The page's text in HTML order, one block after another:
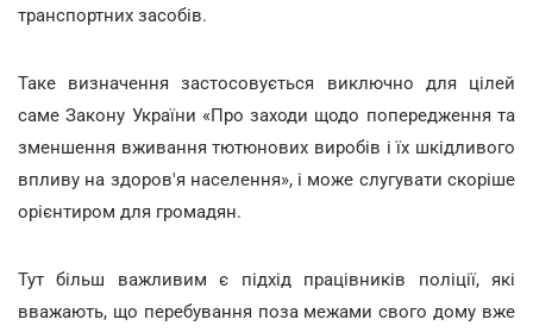
транспортних засобів.
Таке визначення застосовується виключно для цілей
саме Закону України «Про заходи щодо попередження та
зменшення вживання тютюнових виробів і їх шкідливого
впливу на здоров'я населення», і може слугувати скоріше
орієнтиром для громадян.
Тут більш важливим є підхід працівників поліції, які
вважають, що перебування поза межами свого дому вже